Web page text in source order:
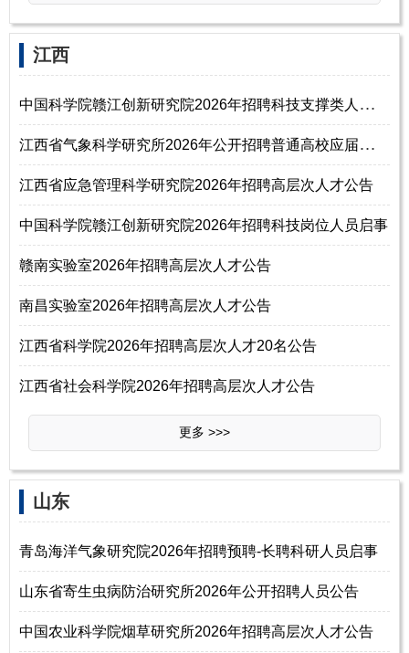
‌‌江西
中
国科学院赣江创新研究院2026年招聘科技支撑类人才启事
江
西省气象科学研究所2026年公开招聘普通高校应届毕业生公告（第二批）
江西省应急管理科学研究院2026年招聘高层次人才公告
中国科学院赣江创新研究院2026年招聘科技岗位人员启事
赣南实验室2026年招聘高层次人才公告
南昌实验室2026年招聘高层次人才公告
江西省科学院2026年招聘高层次人才20名公告
江西省社会科学院2026年招聘高层次人才公告
更多 >>>
‌‌山东
青岛海洋气象研究院2026年招聘预聘-长聘科研人员启事
山东省寄生虫病防治研究所2026年公开招聘人员公告
中国农业科学院烟草研究所2026年招聘高层次人才公告